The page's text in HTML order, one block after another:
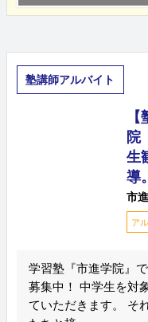
塾講師アルバイト
院
生
導。
市
ア
学習塾『市進学院』
募集中！ 中学生を対
ていただきます。 そ